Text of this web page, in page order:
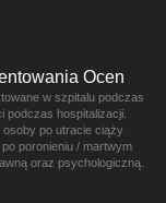
Ocen
w szpitalu podczas
podczas hospitalizacji.
po utracie ciąży
poronieniu / martwym
oraz psychologiczną.